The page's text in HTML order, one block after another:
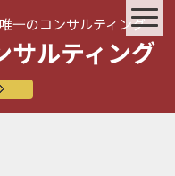
一のコンサルティング
サルティング